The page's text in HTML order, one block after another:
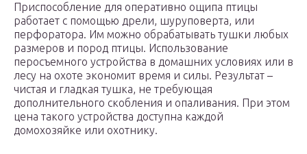
Приспособление для оперативно ощипа птицы
работает с помощью дрели, шуруповерта, или
перфоратора. Им можно обрабатывать тушки любых
размеров и пород птицы. Использование
перосъемного устройства в домашних условиях или в
лесу на охоте экономит время и силы. Результат –
чистая и гладкая тушка, не требующая
дополнительного скобления и опаливания. При этом
цена такого устройства доступна каждой
домохозяйке или охотнику.